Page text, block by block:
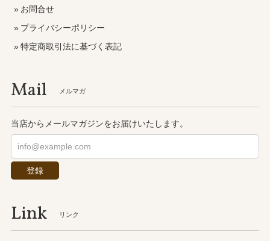
お問合せ
プライバシーポリシー
特定商取引法に基づく表記
Mail メルマガ
当店からメールマガジンをお届けいたします。
登録
Link リンク